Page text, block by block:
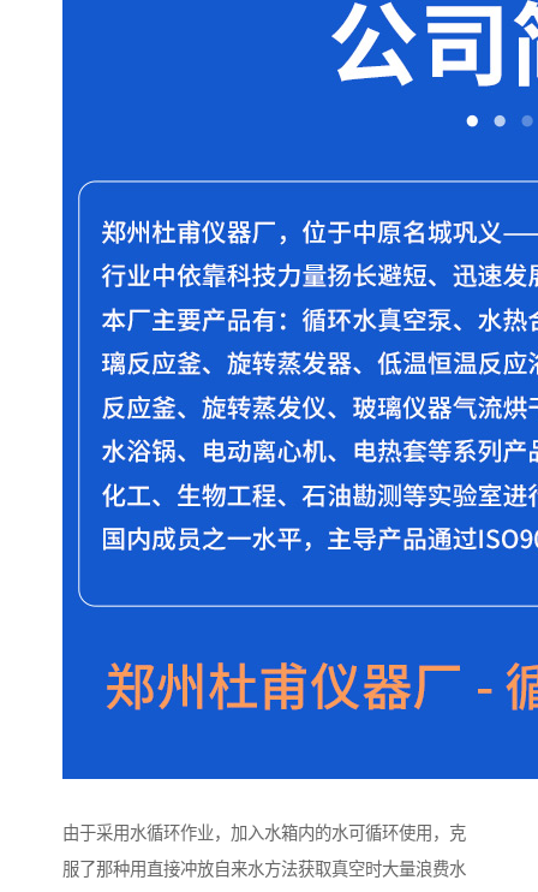
由于采用水循环作业，加入水箱内的水可循环使用，克
服了那种用直接冲放自来水方法获取真空时大量浪费水